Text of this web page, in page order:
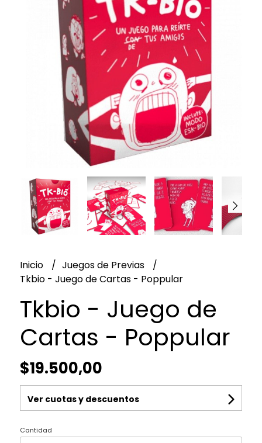
Inicio
Juegos de Previas
Tkbio - Juego de Cartas - Poppular
Tkbio - Juego de
Cartas - Poppular
$19.500,00
Ver cuotas y descuentos
Cantidad